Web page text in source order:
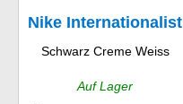
Nike Internationalist
Schwarz Creme Weiss
Auf Lager